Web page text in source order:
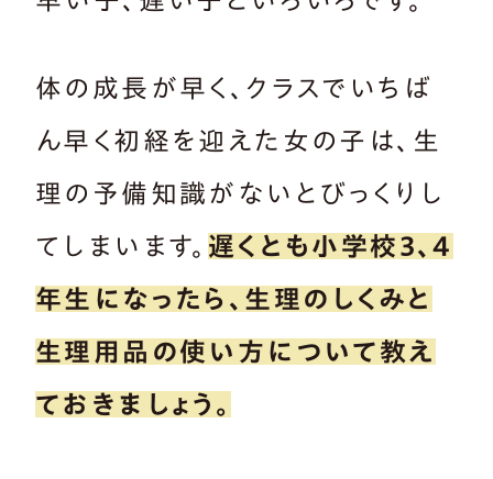
体の成長が早く、クラスでいちば
ん早く初経を迎えた女の子は、生
理の予備知識がないとびっくりし
てしまいます。 遅くとも小学校3、4
年生になったら、生理のしくみと
生理用品の使い方について教え
ておきましょう。